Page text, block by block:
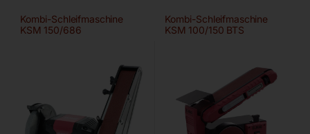
Kombi-Schleifmaschine
KSM 150/686
Kombi-Schleifmaschine
KSM 100/150 BTS